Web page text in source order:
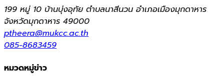
199 หมู่ 10 บ้านบุ่งอุทัย ตำบลนาสีนวน อำเภอเมืองมุกดาหาร
จังหวัดมุกดาหาร 49000
ptheera@mukcc.ac.th
085-8683459
หมวดหมู่ข่าว